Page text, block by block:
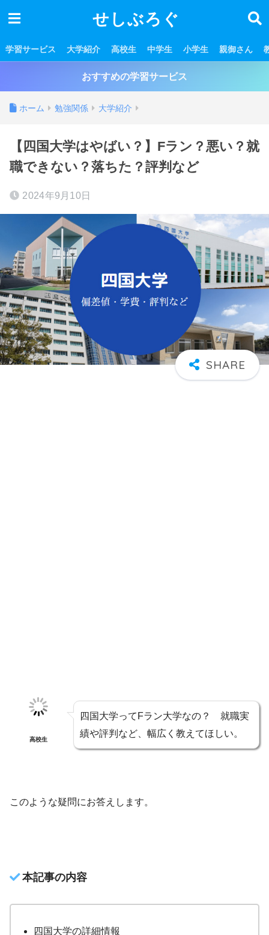
せしぶろぐ
学習サービス 大学紹介 高校生 中学生 小学生 親御さん
おすすめの学習サービス
ホーム 勉強関係 大学紹介
【四国大学はやばい？】Fラン？悪い？就
職できない？落ちた？評判など
2024年9月10日
高校生
四国大学ってFラン大学なの？ 就職実
績や評判など、幅広く教えてほしい。
このような疑問にお答えします。
本記事の内容
四国大学の詳細情報